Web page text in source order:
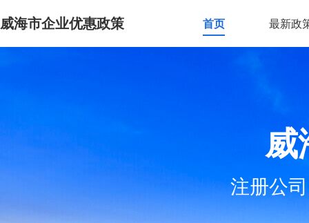
威海市企业优惠政策 首页 最新政
威
注册公